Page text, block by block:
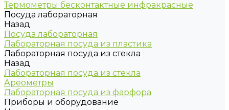
Термометры бесконтактные инфракрасные
Посуда лабораторная
Назад
Посуда лабораторная
Лабораторная посуда из пластика
Лабораторная посуда из стекла
Назад
Лабораторная посуда из стекла
Ареометры
Лабораторная посуда из фарфора
Приборы и оборудование